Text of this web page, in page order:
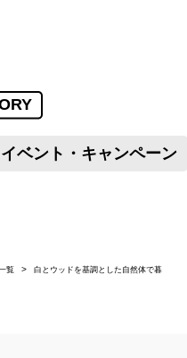
イベント・キャンペーン
覧
白とウッドを基調とした自然体で暮